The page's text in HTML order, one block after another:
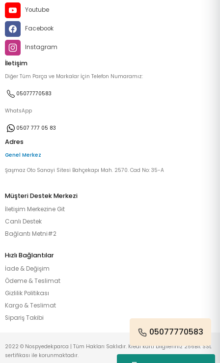
Youtube
Facebook
Instagram
İletişim
Diğer Tüm Parça ve Markalar İçin Telefon Numaramız:
05077770583
WhatsApp
0507 777 05 83
Adres
Genel Merkez
Şaşmaz Oto Sanayi Sitesi Bahçekapı Mah. 2570. Cad No: 35-A
Müşteri Destek Merkezi
İletişim Merkezine Git
Canlı Destek
Bağlantı Metni#2
Hızlı Bağlantılar
İade & Değişim
Ödeme & Teslimat
Gizlilik Politikası
Kargo & Teslimat
Sipariş Takibi
05077770583
2022 © Nospyedekparca | Tüm Hakları Saklıdır. Kredi kartı bilgileriniz 256Bit SSL
sertifikası ile korunmaktadır.